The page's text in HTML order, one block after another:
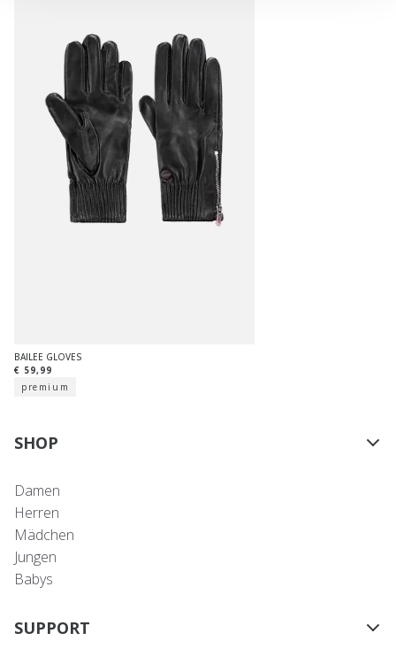
BAILEE GLOVES
€ 59,99
premium
SHOP
Damen
Herren
Mädchen
Jungen
Babys
SUPPORT